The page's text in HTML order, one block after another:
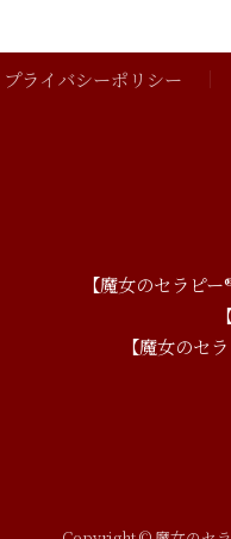
プライバシーポリシー
【魔女のセラピー
【魔女のセ